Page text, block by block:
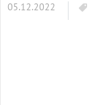
05.12.2022